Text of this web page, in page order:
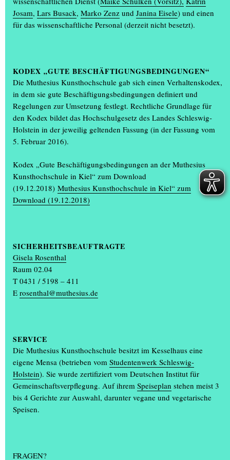
Das Konzept und die Gestaltung stammen von Sarah Strobel und
Cara Rehbein.
Wie entstehen heute Fotografien – in einer Zeit, in der die
allgegenwärtige Bilderflut stetig ansteigt? Und wie gelingt es den
Studierenden im Lehrgebiet Fotografie, mit ihren Bildern
Aufmerksamkeit zu generieren? Diese Fragen stehen im Fokus der
Sommerausstellung „was sichtbar wird – all I might see“ im spce |
Muthesius: Sie ist bis zum 24. Oktober in der Kieler Innenstadt zu
Es ist die erste Ausstellung des
Lehrgebiets Fotografie
Professorin Christine Erhard, die im interdisziplinären
Ausstellungsraum spce | Muthesius zu sehen ist. Entstanden sind
die Arbeiten der neun Studierenden in einem Seminar. „Viele der
Arbeiten haben zunächst mit einem einzelnen Foto begonnen –
StudiengangKommunikationsdesign
Kunsthochschule.
(…)
OSWALD EGGER UND MARIA GERBAULET
ERHALTEN KIELER KULTURPREIS
mit 10.000 Euro dotierten Kulturpreis der Stadt Kiel erhalten.
Überreicht worden ist die Auszeichnung von Stadtpräsidentin
Bettina Aust und Oberbürgermeister Dr. Samet Yilmaz in einer
Feierstunde im Kieler Rathaus. Die Bildende Künstlerin und
Muthesius-Absolventin Maria Gerbaulet ist mit dem Förderpreis
Kultur gewürdigt worden.
(…)
Josam, Lars Busack, Marko Zenz und Janina Eisele) und einen
für das wissenschaftliche Personal (derzeit nicht besetzt).
KODEX „GUTE BESCHÄFTIGUNGSBEDINGUNGEN“
Die Muthesius Kunsthochschule gab sich einen Verhaltenskodex,
in dem sie gute Beschäftigungsbedingungen definiert und
Regelungen zur Umsetzung festlegt. Rechtliche Grundlage für
den Kodex bildet das Hochschulgesetz des Landes Schleswig-
Holstein in der jeweilig geltenden Fassung (in der Fassung vom
5. Februar 2016).
Kodex „Gute Beschäftigungsbedingungen an der Muthesius
Kunsthochschule in Kiel“ zum Download
(19.12.2018) Muthesius Kunsthochschule in Kiel“ zum
Download (19.12.2018)
SICHERHEITSBEAUFTRAGTE
Gisela Rosenthal
Raum 02.04
T 0431 / 5198 – 411
E rosenthal@muthesius.de
SERVICE
Die Muthesius Kunsthochschule besitzt im Kesselhaus eine
eigene Mensa (betrieben vom Studentenwerk Schleswig-
Holstein). Sie wurde zertifiziert vom Deutschen Institut für
Gemeinschaftsverpflegung. Auf ihrem Speiseplan stehen meist 3
bis 4 Gerichte zur Auswahl, darunter vegane und vegetarische
Speisen.
FRAGEN?